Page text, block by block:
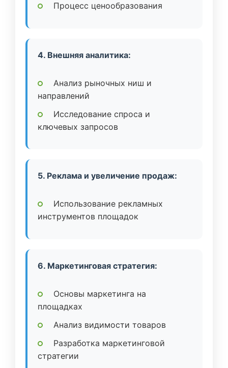
Процесс ценообразования
4. Внешняя аналитика:
Анализ рыночных ниш и
направлений
Исследование спроса и
ключевых запросов
5. Реклама и увеличение продаж:
Использование рекламных
инструментов площадок
6. Маркетинговая стратегия:
Основы маркетинга на
площадках
Анализ видимости товаров
Разработка маркетинговой
стратегии